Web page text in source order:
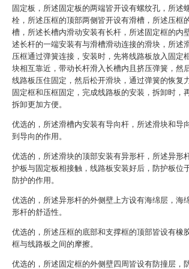
固定板，所述固定板的两端皆开设有螺纹孔，所述
栓，所述压框的顶部两侧皆开设有滑槽，所述压框
槽，所述长槽内滑动安装有长杆，所述固定框的内
述长杆的一端安装有与滑槽滑动连接的滑块，所述
压框通过弹簧连接，安装时，先将线路板放入固定
块相互靠近，带动长杆滑入长槽内且挤压弹簧，然
线路板压住固定，然后松开滑块，通过弹簧的恢复
固定框和压框固定，完成线路板的安装，拆卸时，
拆卸更加方便。
优选的，所述滑槽内安装有导向杆，所述滑块和导
到导向的作用。
优选的，所述滑块的顶部安装有异形杆，所述异形
护板与固定板相接触，线路板安装好后，防护板位
防护的作用。
优选的，所述异形杆的外侧壁上方设有海绵层，海
形杆的舒适性。
优选的，所述压框的底部和支撑框的顶部皆设有橡
框与线路板之间的摩擦。
优选的，所述固定框的外侧壁四周皆设有防撞层，